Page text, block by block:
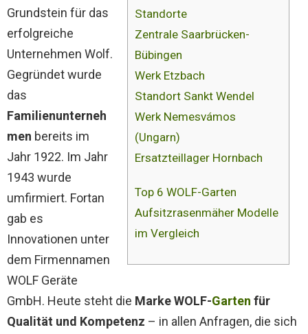
Standorte
Zentrale Saarbrücken-
Bübingen
Werk Etzbach
Standort Sankt Wendel
Werk Nemesvámos
(Ungarn)
Ersatzteillager Hornbach
Top 6 WOLF-Garten
Aufsitzrasenmäher Modelle
im Vergleich
Grundstein für das
erfolgreiche
Unternehmen Wolf.
Gegründet wurde
das
Familienunterneh
men bereits im
Jahr 1922. Im Jahr
1943 wurde
umfirmiert. Fortan
gab es
Innovationen unter
dem Firmennamen
WOLF Geräte
GmbH. Heute steht die Marke WOLF-Garten für
Qualität und Kompetenz – in allen Anfragen, die sich